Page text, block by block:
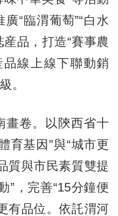
“臨渭葡萄”“白水
産品，打造“賽事農
線上線下聯動銷
。
卷。以陝西省十
育基因”與“城市更
質與市民素質雙提
”，完善“15分鐘便
有品位。依託渭河